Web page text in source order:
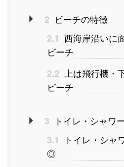
2 ビーチの特徴
2.1 西海岸沿いに
ビーチ
2.2
上は飛行機・
ビーチ
3
トイレ・シャワ
3.1
トイレ・シャ
◎